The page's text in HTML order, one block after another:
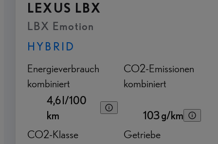
LEXUS LBX
LBX Emotion
HYBRID
Energieverbrauch
kombiniert
4,6 l/100
km
CO2-Emissionen
kombiniert
103 g/km
CO2-Klasse
Getriebe